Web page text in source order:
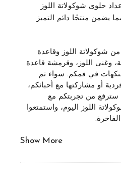
حلوى شوكولاتة اللوز
يضمن منتجًا دائم التميز
من شوكولاتة اللوز وقاعدة
وغنى اللوز، وقرمشة قاعدة
في فمكم. سواء تم
أو مشاركتها مع أحبائكم،
سترفع من تجربتكم مع
اللوز
اليوم، واستمتعوا
Show More